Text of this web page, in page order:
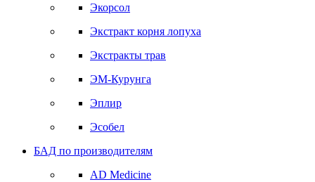
Экорсол
Экстракт корня лопуха
Экстракты трав
ЭМ-Курунга
Эплир
Эсобел
БАД по производителям
AD Medicine